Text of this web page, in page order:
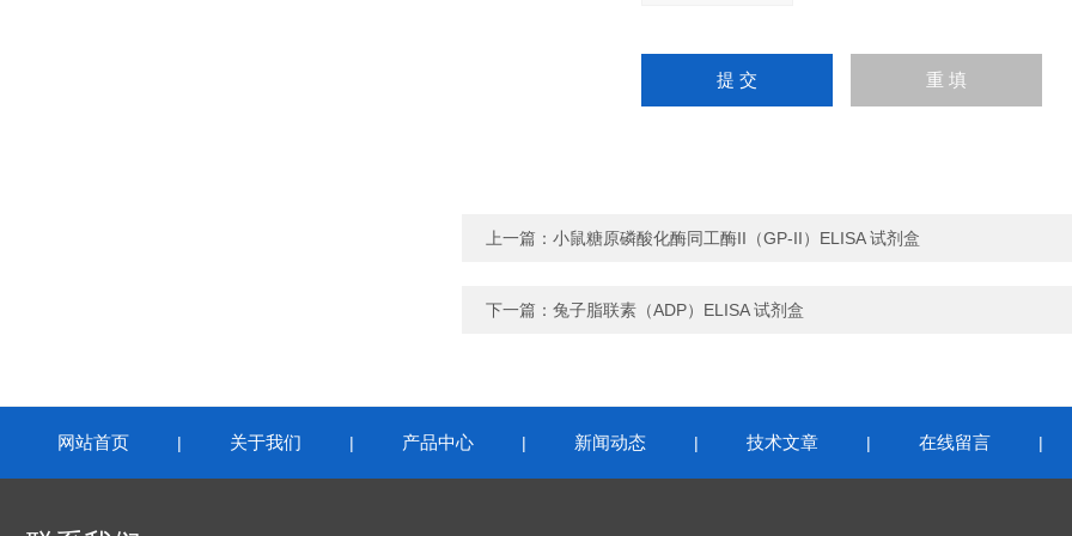
上一篇： 小鼠糖原磷酸化酶同工酶II（GP-II）ELISA 试剂盒
下一篇： 兔子脂联素（ADP）ELISA 试剂盒
网站首页 | 关于我们 | 产品中心 | 新闻动态 | 技术文章 | 在线留言 |